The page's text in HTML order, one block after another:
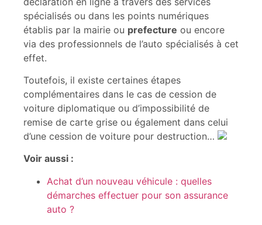
spécialisés ou dans les points numériques
établis par la mairie ou prefecture ou encore
via des professionnels de l’auto spécialisés à cet
effet.
Toutefois, il existe certaines étapes
complémentaires dans le cas de cession de
voiture diplomatique ou d’impossibilité de
remise de carte grise ou également dans celui
d’une cession de voiture pour destruction…
Voir aussi :
Achat d’un nouveau véhicule : quelles
démarches effectuer pour son assurance
auto ?